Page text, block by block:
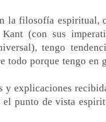
la filosofía espiritual,
(con sus
tengo
todo porque tengo en
y explicaciones
el punto de vista